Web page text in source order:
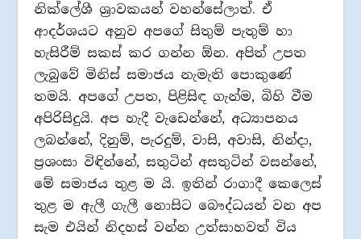
නික්ලේශී ශ්‍රාවකයන් වහන්සේලාත්. ඒ
ආදර්ශයට අනුව අපගේ සිතුම් පැතුම් හා
හැසිරීම් සකස් කර ගන්න ඕන. අපිත් උපත
ලැබුවේ මිනිස් සමාජය නැමැති පොකුණේ
තමයි. අපගේ උපත, පිළිසිඳ ගැන්ම, බිහි වීම
අපිරිසිදුයි. අප හැදී වැඩෙන්නේ, අධ්‍යාපනය
ලබන්නේ, දිනුම්, පැරදුම්, වාසි, අවාසි, නින්දා,
ප්‍රශංසා විඳින්නේ, සතුටින් අසතුටින් වසන්නේ,
මේ සමාජය තුළ ම යි. ඉතින් රාගාදී කෙලෙස්
තුළ ම ඇලී ගැලී නොසිට බෞද්ධයන් වන අප
සැම එයින් නිදහස් වන්න උත්සාහවත් විය